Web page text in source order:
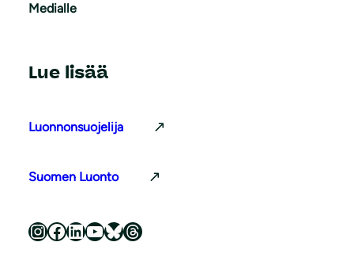
Medialle
Lue lisää
Luonnonsuojelija
Suomen Luonto
Luonnonsuojeluliitto Instagramissa Luonnonsuojeluliitto Facebookissa Luonnonsuojeluliitto LinkedInissä Luonnonsuojeluliiton YouTube-kanava Luonnonsuojeluliitto Blueskyssa Luonnonsuojeluliitto Threadsissa